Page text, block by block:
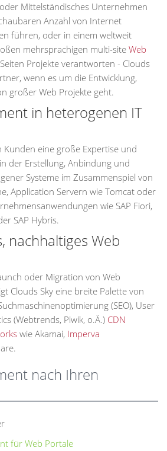
Mittelständisches Unternehmen
Anzahl von Internet
führen, oder in einem weltweit
mehrsprachigen multi-site Web
Seiten Projekte verantworten - Clouds
wenn es um die Entwicklung,
großer Web Projekte geht.
in heterogenen IT
Kunden eine große Expertise und
der Erstellung, Anbindung und
Systeme im Zusammenspiel von
Application Servern wie Tomcat oder
wie SAP Fiori,
SAP Hybris.
nachhaltiges Web
oder Migration von Web
Clouds Sky eine breite Palette von
(SEO), User
(Webtrends, Piwik, o.Ä.) CDN
wie Akamai, Imperva
nach Ihren
für Web Portale